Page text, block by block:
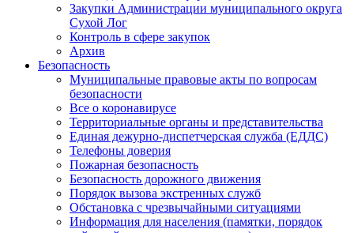
Закупки Администрации муниципального округа
Сухой Лог
Контроль в сфере закупок
Архив
Безопасность
Муниципальные правовые акты по вопросам
безопасности
Все о коронавирусе
Территориальные органы и представительства
Единая дежурно-диспетчерская служба (ЕДДС)
Телефоны доверия
Пожарная безопасность
Безопасность дорожного движения
Порядок вызова экстренных служб
Обстановка с чрезвычайными ситуациями
Информация для населения (памятки, порядок